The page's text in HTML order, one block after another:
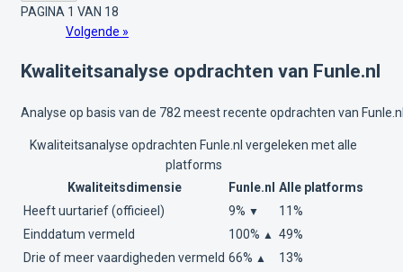
PAGINA 1 VAN 18
Volgende »
Kwaliteitsanalyse opdrachten van Funle.nl
Analyse op basis van de 782 meest recente opdrachten van
Kwaliteitsanalyse opdrachten Funle.nl vergeleken met alle
platforms
Kwaliteitsdimensie
Funle.nl Alle platforms
Heeft uurtarief (officieel)
9% ▼
11%
Einddatum vermeld
100% ▲
49%
Drie of meer vaardigheden vermeld 66% ▲
13%